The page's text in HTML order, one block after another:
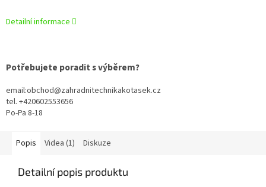
Detailní informace
Potřebujete poradit s výběrem?
email:obchod@zahradnitechnikakotasek.cz
tel. +420602553656
Po-Pa 8-18
Popis Videa (1) Diskuze
Detailní popis produktu